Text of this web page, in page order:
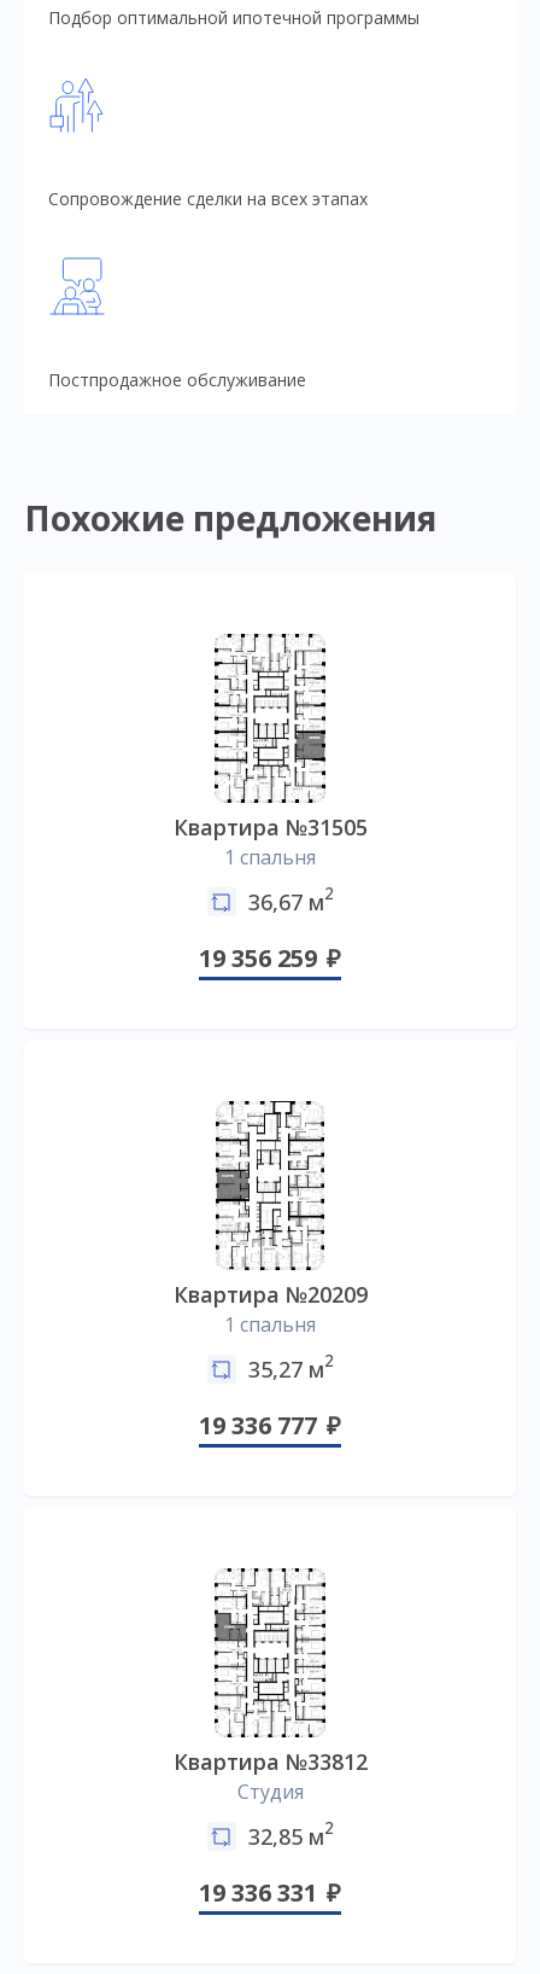
Подбор оптимальной ипотечной программы
Сопровождение сделки на всех этапах
Постпродажное обслуживание
Похожие предложения
Квартира №31505
1 спальня
36,67 м2
19 356 259
Квартира №20209
1 спальня
35,27 м2
19 336 777
Квартира №33812
Студия
32,85 м2
19 336 331